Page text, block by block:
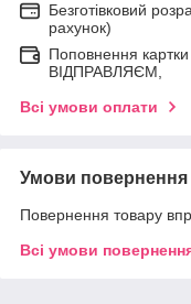
Безготівковий
рахунок)
Поповнення
ВІДПРАВЛЯЄМ,
Всі умови оплати
Умови повернення
Повернення товару
Всі умови